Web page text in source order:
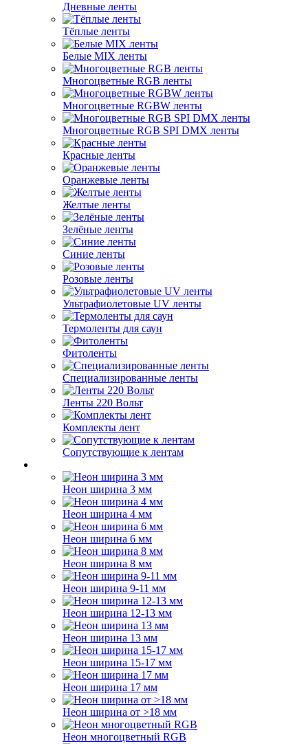
Дневные ленты
Тёплые ленты
Белые MIX ленты
Многоцветные RGB ленты
Многоцветные RGBW ленты
Многоцветные RGB SPI DMX ленты
Красные ленты
Оранжевые ленты
Желтые ленты
Зелёные ленты
Синие ленты
Розовые ленты
Ультрафиолетовые UV ленты
Термоленты для саун
Фитоленты
Специализированные ленты
Ленты 220 Вольт
Комплекты лент
Сопутствующие к лентам
Неон ширина 3 мм
Неон ширина 4 мм
Неон ширина 6 мм
Неон ширина 8 мм
Неон ширина 9-11 мм
Неон ширина 12-13 мм
Неон ширина 13 мм
Неон ширина 15-17 мм
Неон ширина 17 мм
Неон ширина от >18 мм
Неон многоцветный RGB